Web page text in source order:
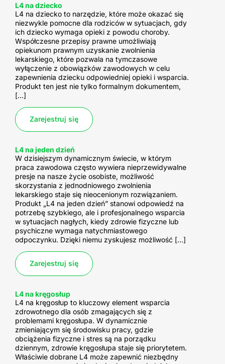
L4 na dziecko
L4 na dziecko to narzędzie, które może okazać się
niezwykle pomocne dla rodziców w sytuacjach, gdy
ich dziecko wymaga opieki z powodu choroby.
Współczesne przepisy prawne umożliwiają
opiekunom prawnym uzyskanie zwolnienia
lekarskiego, które pozwala na tymczasowe
wyłączenie z obowiązków zawodowych w celu
zapewnienia dziecku odpowiedniej opieki i wsparcia.
Produkt ten jest nie tylko formalnym dokumentem,
[…]
Zarejestruj się
L4 na jeden dzień
W dzisiejszym dynamicznym świecie, w którym
praca zawodowa często wywiera nieprzewidywalne
presje na nasze życie osobiste, możliwość
skorzystania z jednodniowego zwolnienia
lekarskiego staje się nieocenionym rozwiązaniem.
Produkt „L4 na jeden dzień” stanowi odpowiedź na
potrzebę szybkiego, ale i profesjonalnego wsparcia
w sytuacjach nagłych, kiedy zdrowie fizyczne lub
psychiczne wymaga natychmiastowego
odpoczynku. Dzięki niemu zyskujesz możliwość […]
Zarejestruj się
L4 na kręgosłup
L4 na kręgosłup to kluczowy element wsparcia
zdrowotnego dla osób zmagających się z
problemami kręgosłupa. W dynamicznie
zmieniającym się środowisku pracy, gdzie
obciążenia fizyczne i stres są na porządku
dziennym, zdrowie kręgosłupa staje się priorytetem.
Właściwie dobrane L4 może zapewnić niezbędny